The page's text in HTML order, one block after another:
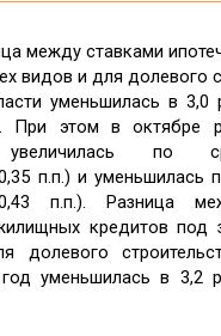
между ставками
видов и для долевого
уменьшилась в 3,0
При этом в октябре
увеличилась по
п.п.) и уменьшилась
п.п.). Разница
кредитов под
долевого
уменьшилась в 3,2